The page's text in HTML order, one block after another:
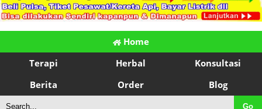
Home
Terapi
Herbal
Konsultasi
Berita
Order Blog